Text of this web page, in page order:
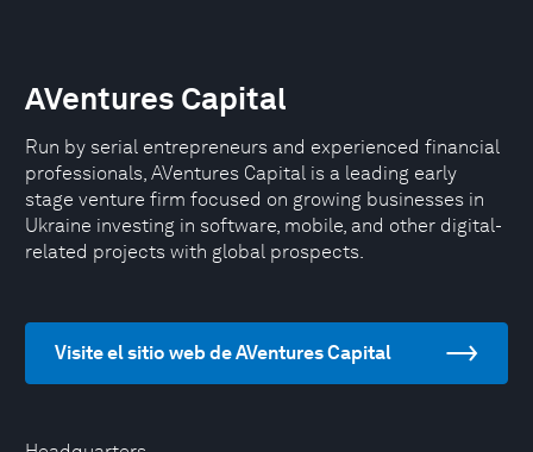
AVentures Capital
Run by serial entrepreneurs and experienced financial
professionals, AVentures Capital is a leading early
stage venture firm focused on growing businesses in
Ukraine investing in software, mobile, and other digital-
related projects with global prospects.
Visite el sitio web de AVentures Capital